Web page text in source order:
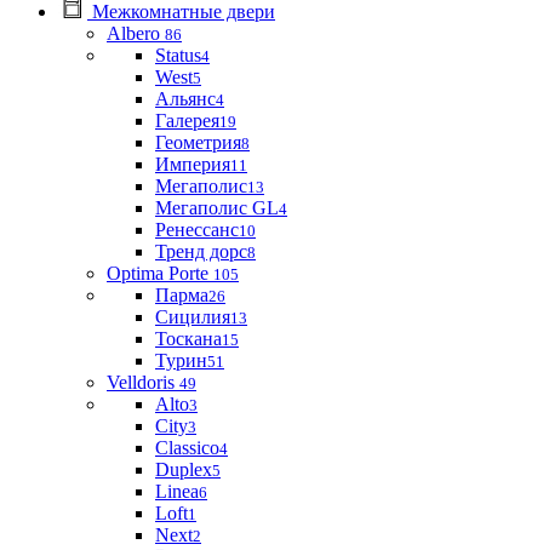
Межкомнатные двери
Albero 86
Status4
West5
Альянс4
Галерея19
Геометрия8
Империя11
Мегаполис13
Мегаполис GL4
Ренессанс10
Тренд дорс8
Optima Porte 105
Парма26
Сицилия13
Тоскана15
Турин51
Velldoris 49
Alto3
City3
Classico4
Duplex5
Linea6
Loft1
Next2